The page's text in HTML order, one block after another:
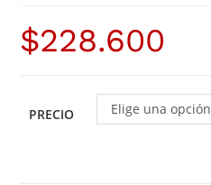
$228.600
PRECIO Elige una opción